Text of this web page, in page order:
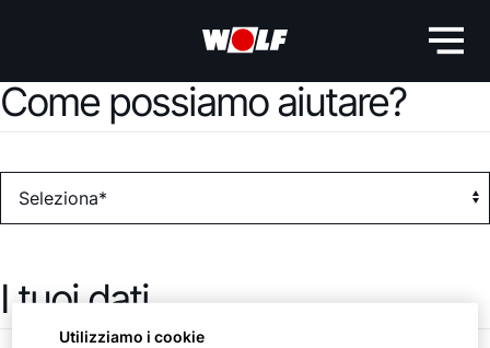
Come possiamo aiutare?
I tuoi dati
Utilizziamo i cookie